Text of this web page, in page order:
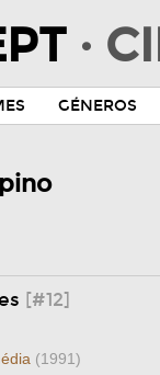
·
GÉNEROS
[#12]
(1991)